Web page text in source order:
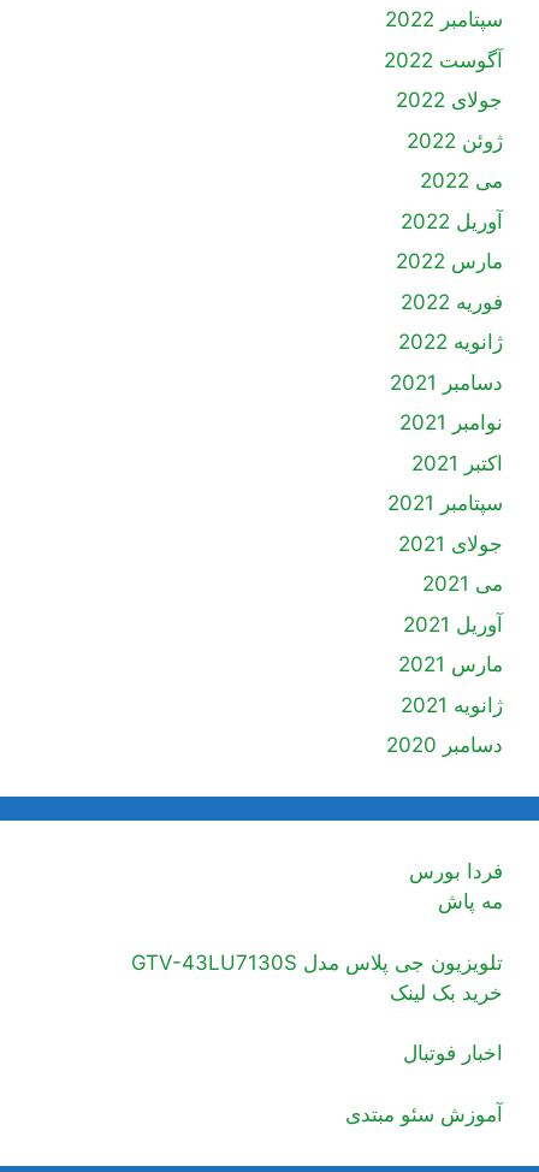
سپتامبر 2022
آگوست 2022
جولای 2022
ژوئن 2022
می 2022
آوریل 2022
مارس 2022
فوریه 2022
ژانویه 2022
دسامبر 2021
نوامبر 2021
اکتبر 2021
سپتامبر 2021
جولای 2021
می 2021
آوریل 2021
مارس 2021
ژانویه 2021
دسامبر 2020
فردا بورس
مه پاش
تلویزیون جی پلاس مدل GTV-43LU7130S
خرید بک لینک
اخبار فوتبال
آموزش سئو مبتدی